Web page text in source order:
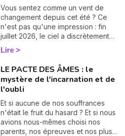
Vous sentez comme un vent de
changement depuis cet été ? Ce
n'est pas qu'une impression : fin
juillet 2026, le ciel a discrètement
tourné une grande page. Les
nœuds lunaires ont changé d'axe !
Le nœud nord quitte les Poissons
pour s'installer en Verseau,
pendant que le nœud sud passe
de la Vierge au Lion. Rassurez-
vous, pas besoin d'être astrologue
pour le ressentir : ce basculement,
qui n'arrive que tous les 18 mois
environ, vient rebattre en douceur
Lire
LE PACTE DES ÂMES : le
mystère de l'incarnation et de
l'oubli
Et si aucune de nos souffrances
n'était le fruit du hasard ? Et si nous
avions nous-mêmes choisi nos
parents, nos épreuves et nos plus